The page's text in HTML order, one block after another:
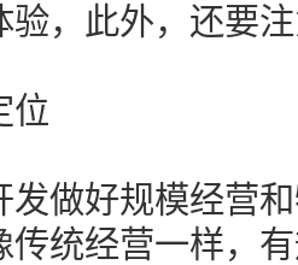
验，此外，还要
位
发做好规模经营
传统经营一样，